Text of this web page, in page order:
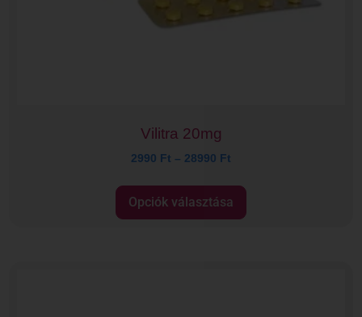
Vilitra 20mg
2990 Ft – 28990 Ft
Opciók választása